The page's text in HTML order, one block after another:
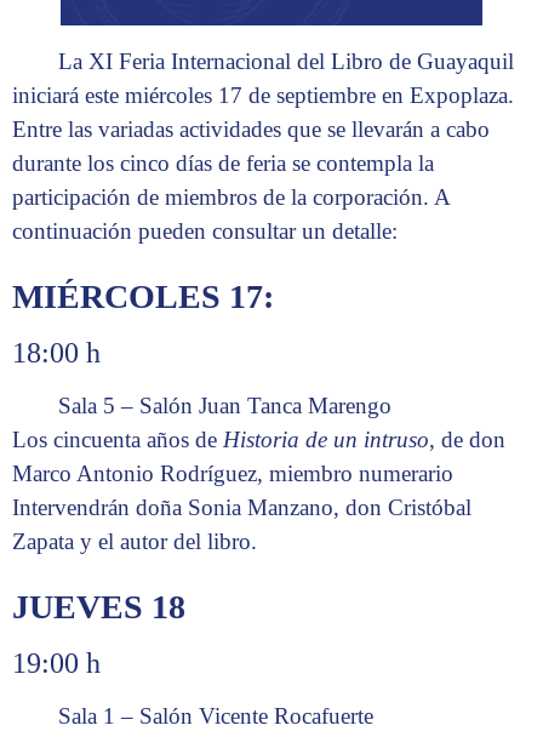
La XI Feria Internacional del Libro de Guayaquil
iniciará este miércoles 17 de septiembre en Expoplaza.
Entre las variadas actividades que se llevarán a cabo
durante los cinco días de feria se contempla la
participación de miembros de la corporación. A
continuación pueden consultar un detalle:
MIÉRCOLES 17:
18:00 h
Sala 5 – Salón Juan Tanca Marengo
Los cincuenta años de Historia de un intruso, de don
Marco Antonio Rodríguez, miembro numerario
Intervendrán doña Sonia Manzano, don Cristóbal
Zapata y el autor del libro.
JUEVES 18
19:00 h
Sala 1 – Salón Vicente Rocafuerte